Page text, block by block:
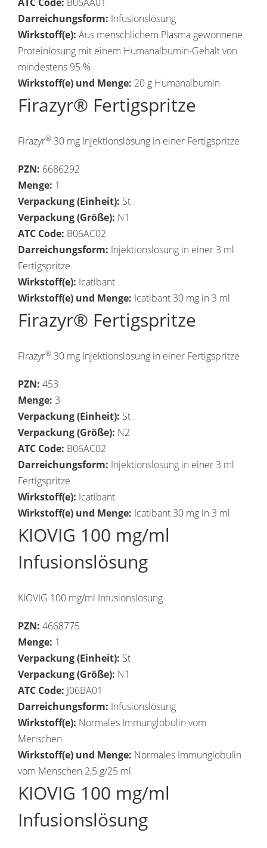
Darreichungsform: Infusionslösung
Wirkstoff(e): Aus menschlichem Plasma gewonnene
Proteinlösung mit einem Humanalbumin-Gehalt von
mindestens 95 %
Wirkstoff(e) und Menge: 20 g Humanalbumin
Firazyr® Fertigspritze
Firazyr® 30 mg Injektionslösung in einer Fertigspritze
PZN: 6686292
Menge: 1
Verpackung (Einheit): St
Verpackung (Größe): N1
ATC Code: B06AC02
Darreichungsform: Injektionslösung in einer 3 ml
Fertigspritze
Wirkstoff(e): Icatibant
Wirkstoff(e) und Menge: Icatibant 30 mg in 3 ml
Firazyr® Fertigspritze
Firazyr® 30 mg Injektionslösung in einer Fertigspritze
PZN: 453
Menge: 3
Verpackung (Einheit): St
Verpackung (Größe): N2
ATC Code: B06AC02
Darreichungsform: Injektionslösung in einer 3 ml
Fertigspritze
Wirkstoff(e): Icatibant
Wirkstoff(e) und Menge: Icatibant 30 mg in 3 ml
KIOVIG 100 mg/ml
Infusionslösung
KIOVIG 100 mg/ml Infusionslösung
PZN: 4668775
Menge: 1
Verpackung (Einheit): St
Verpackung (Größe): N1
ATC Code: J06BA01
Darreichungsform: Infusionslösung
Wirkstoff(e): Normales Immunglobulin vom
Menschen
Wirkstoff(e) und Menge: Normales Immunglobulin
vom Menschen 2,5 g/25 ml
KIOVIG 100 mg/ml
Infusionslösung